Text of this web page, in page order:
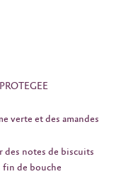
verte et des amandes
des notes de biscuits
de bouche